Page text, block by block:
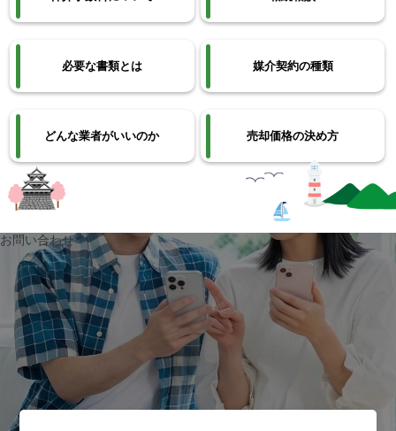
必要な書類とは 媒介契約の種類
どんな業者がいいのか 売却価格の決め方
お問い合わせ